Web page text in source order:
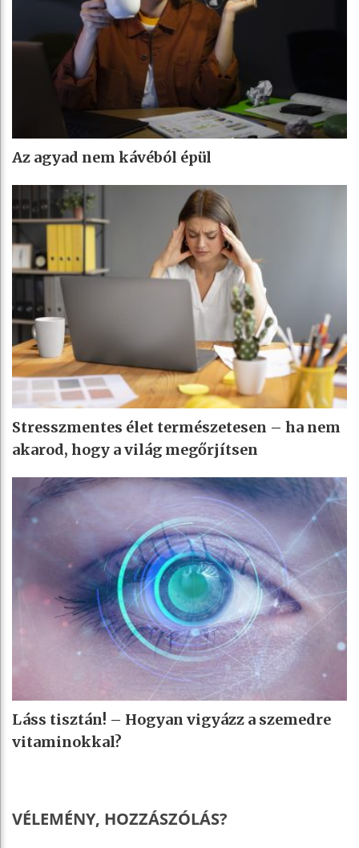
Az agyad nem kávéból épül
Stresszmentes élet természetesen – ha nem
akarod, hogy a világ megőrjítsen
Láss tisztán! – Hogyan vigyázz a szemedre
vitaminokkal?
VÉLEMÉNY, HOZZÁSZÓLÁS?